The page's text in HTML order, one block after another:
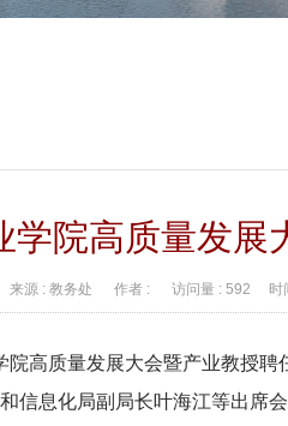
学院高质量发展
来源 : 教务处 作者 : 访问量 : 592 时
院高质量发展大会暨产业教授
信息化局副局长叶海江等出席